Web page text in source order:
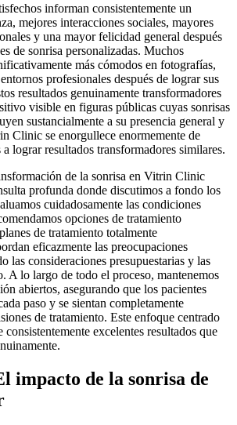
informan consistentemente un
mejores interacciones sociales, mayores
y una mayor felicidad general después
de sonrisa personalizadas. Muchos
más cómodos en fotografías,
profesionales después de lograr sus
resultados genuinamente transformadores
visible en figuras públicas cuyas sonrisas
sustancialmente a su presencia general y
Clinic se enorgullece enormemente de
lograr resultados transformadores similares.
de la sonrisa en Vitrin Clinic
profunda donde discutimos a fondo los
cuidadosamente las condiciones
opciones de tratamiento
de tratamiento totalmente
eficazmente las preocupaciones
las consideraciones presupuestarias y las
A lo largo de todo el proceso, mantenemos
abiertos, asegurando que los pacientes
paso y se sientan completamente
de tratamiento. Este enfoque centrado
consistentemente excelentes resultados que
impacto de la sonrisa de